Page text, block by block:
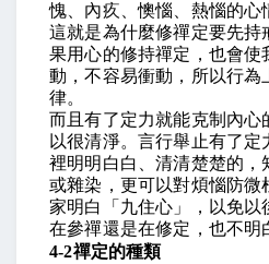
愧、內疚、懊惱、熱惱的心
這就是為什麼修禪定要先持
果用心的修持禪定，也會使
動，不容易衝動，所以行為
律。
而且有了定力就能克制內心
以很清淨。言行舉止有了
裡明明白白、清清楚楚的，
或雜染，更可以對煩惱防微
家明白「九住心」，以免以
在參禪還是在修定，也不明
4-2禪定的種類